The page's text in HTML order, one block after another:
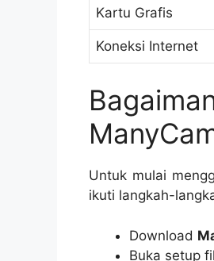
Kartu Grafis
Koneksi Internet
Untuk mulai
ikuti langkah-
Download
Buka setup